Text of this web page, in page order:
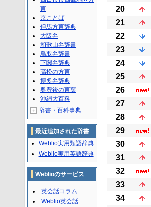
20
21
22
23
24
25
26
27
28
29
30
31
32
33
34
言
京ことば
但馬方言辞典
大阪弁
和歌山弁辞書
鳥取弁辞書
下関弁辞典
高松の方言
博多弁辞典
奥豊後の言葉
沖縄大百科
＋ 辞書・百科事典
最近追加された辞書
Weblio実用類語辞典
Weblio実用英語辞典
Weblioのサービス
英会話コラム
Weblio英会話